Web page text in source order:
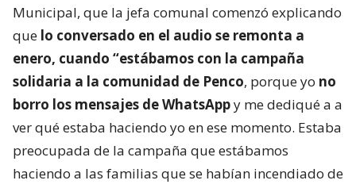
Municipal, que la jefa comunal comenzó explicando
que lo conversado en el audio se remonta a
enero, cuando “estábamos con la campaña
solidaria a la comunidad de Penco, porque yo no
borro los mensajes de WhatsAppy me dediqué a a
ver qué estaba haciendo yo en ese momento. Estaba
preocupada de la campaña que estábamos
haciendo a las familias que se habían incendiado de